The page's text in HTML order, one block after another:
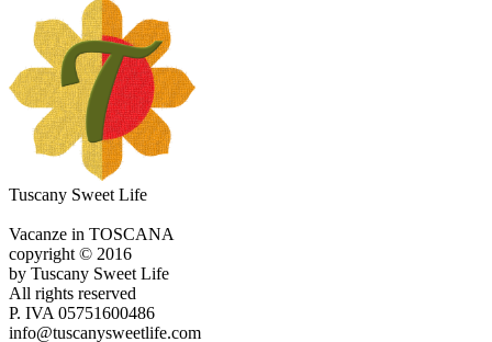
Tuscany Sweet Life
Vacanze in TOSCANA
copyright © 2016
by Tuscany Sweet Life
All rights reserved
P. IVA 05751600486
info@tuscanysweetlife.com